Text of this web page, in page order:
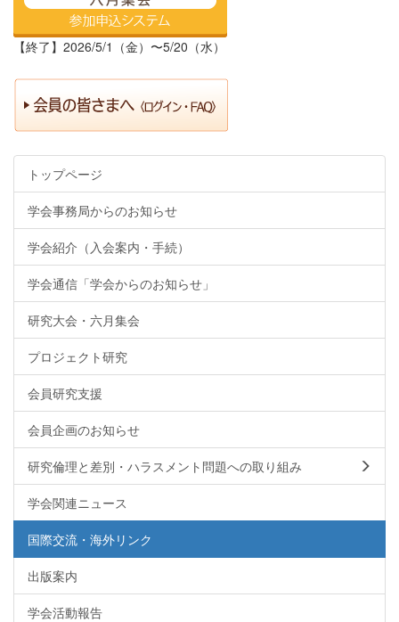
【終了】2026/5/1（金）〜5/20（水）
トップページ
学会事務局からのお知らせ
学会紹介（入会案内・手続）
学会通信「学会からのお知らせ」
研究大会・六月集会
プロジェクト研究
会員研究支援
会員企画のお知らせ
研究倫理と差別・ハラスメント問題への取り組み
学会関連ニュース
国際交流・海外リンク
出版案内
学会活動報告